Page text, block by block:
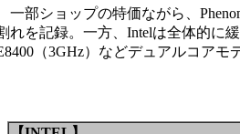
一部ショップの特価ながら、
れを記録。一方、Intelは全体的に
（3GHz）などデュアルコアモ